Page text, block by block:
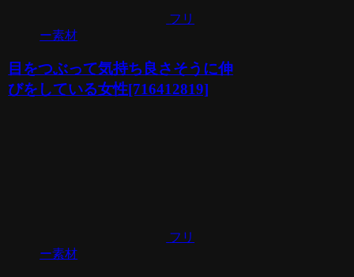
フリ
ー素材
目をつぶって気持ち良さそうに伸
びをしている女性[716412819]
フリ
ー素材